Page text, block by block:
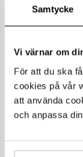
Samtycke
Vi värnar om
För att du ska
cookies på vår
att använda
och anpassa